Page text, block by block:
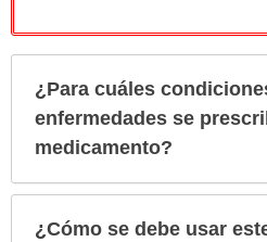
¿Para cuáles
enfermedades se
medicamento?
¿Cómo se debe usar